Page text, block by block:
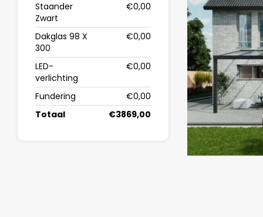
Staander
Zwart
€0,00
Dakglas 98 X
300
€0,00
LED-
verlichting
€0,00
Fundering
€0,00
Totaal
€3869,00